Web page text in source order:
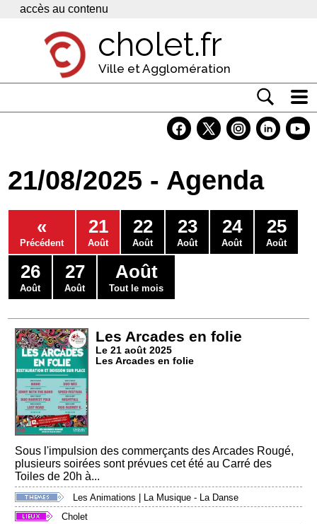
Panneau de gestion des cookies
accès au contenu
cholet.fr
Ville et Agglomération
Economie
Services
Contacts
21/08/2025 - Agenda
«
Précédent
21
Août
22
Août
23
Août
24
Août
25
Août
26
Août
27
Août
Août
Tout le mois
Les Arcades en folie
Le 21 août 2025
Les Arcades en folie
Sous l'impulsion des commerçants des Arcades Rougé,
plusieurs soirées sont prévues cet été au Carré des
Toiles de 20h à...
Les Animations | La Musique - La Danse
Cholet